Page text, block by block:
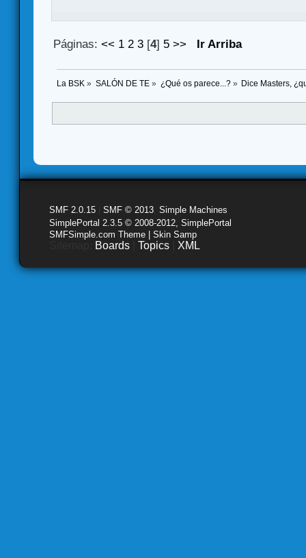
Páginas:<< 1 2 3 [4] 5 >> Ir Arriba
La BSK » SALÓN DE TE » ¿Qué os parece...?» Dice Masters,
SMF 2.0.15 SMF © 2013 Simple Machines
SimplePortal 2.3.5 © 2008-2012, SimplePortal
SMFSimple.com Theme | Skin Samp
Boards Topics XML